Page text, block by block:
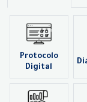
Protocolo
Digital